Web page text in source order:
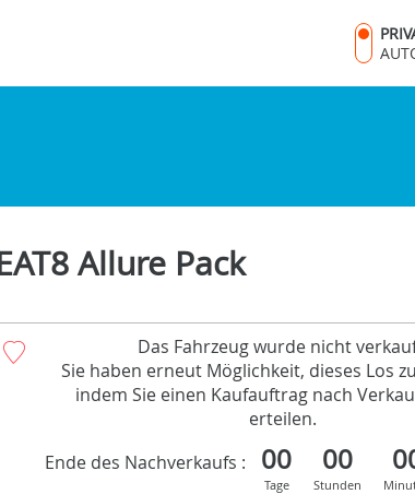
Allure Pack
Das Fahrzeug wurde nicht
Sie haben erneut Möglichkeit, dieses Los
indem Sie einen Kaufauftrag nach
erteilen.
Ende des Nachverkaufs :
00
Tage
00
Stunden